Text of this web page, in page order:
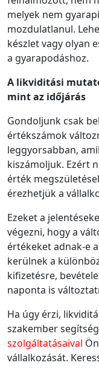
melyek nem
mozdulatlanul.
készlet vagy olyan
a gyarapodáshoz.
A likviditási
mint az időjárás
Gondoljunk csak
értékszámok
leggyorsabban,
kiszámoljuk. Ezért
érték
érezhetjük a
Ezeket a
végezni, hogy a
értékeket adnak-e
kerülnek a
kifizetésre,
naponta is
Ha úgy érzi,
szakember
szolgáltatásaival
vállalkozását.